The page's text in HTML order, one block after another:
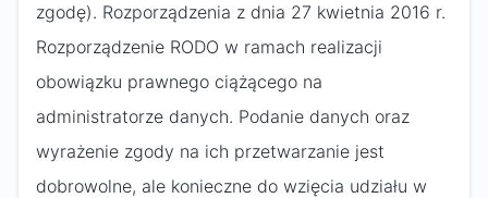
zgodę). Rozporządzenia z dnia 27 kwietnia 2016 r.
Rozporządzenie RODO w ramach realizacji
obowiązku prawnego ciążącego na
administratorze danych. Podanie danych oraz
wyrażenie zgody na ich przetwarzanie jest
dobrowolne, ale konieczne do wzięcia udziału w